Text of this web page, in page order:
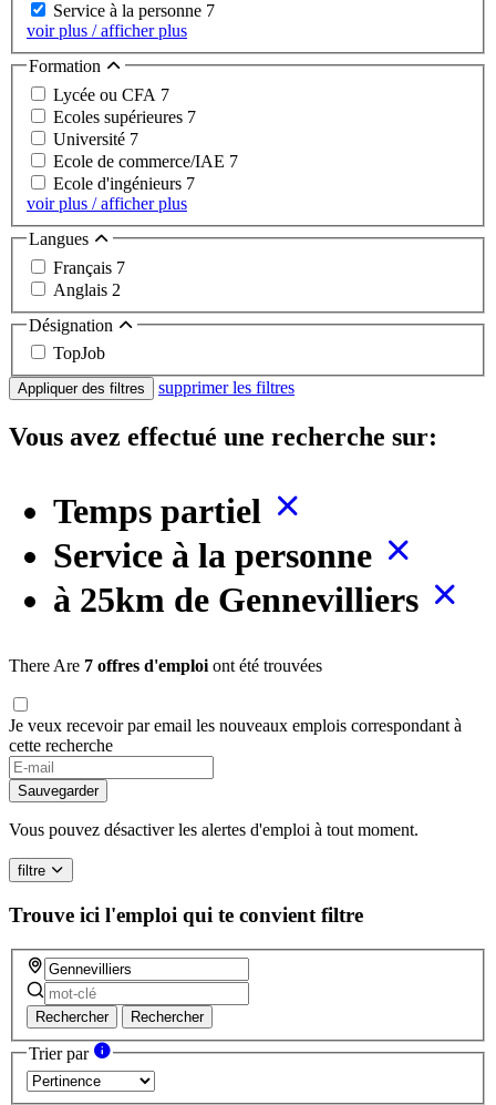
Service à la personne 7
voir plus / afficher plus
Formation
Lycée ou CFA 7
Ecoles supérieures 7
Université 7
Ecole de commerce/IAE 7
Ecole d'ingénieurs 7
voir plus / afficher plus
Langues
Français 7
Anglais 2
Désignation
TopJob
Appliquer des filtres supprimer les filtres
Vous avez effectué une recherche sur:
Temps partiel
Service à la personne
à 25km de Gennevilliers
There Are 7 offres d'emploi ont été trouvées
Je veux recevoir par email les nouveaux emplois correspondant à
cette recherche
Sauvegarder
Vous pouvez désactiver les alertes d'emploi à tout moment.
filtre
Trouve ici l'emploi qui te convient filtre
Rechercher Rechercher
Trier par